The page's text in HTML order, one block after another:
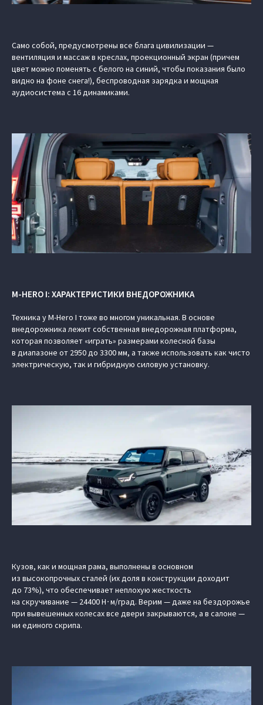
Само собой, предусмотрены все блага цивилизации —
вентиляция и массаж в креслах, проекционный экран (причем
цвет можно поменять с белого на синий, чтобы показания было
видно на фоне снега!), беспроводная зарядка и мощная
аудиосистема с 16 динамиками.
M-HERO I: ХАРАКТЕРИСТИКИ ВНЕДОРОЖНИКА
Техника у M-Hero I тоже во многом уникальная. В основе
внедорожника лежит собственная внедорожная платформа,
которая позволяет «играть» размерами колесной базы
в диапазоне от 2950 до 3300 мм, а также использовать как чисто
электрическую, так и гибридную силовую установку.
Кузов, как и мощная рама, выполнены в основном
из высокопрочных сталей (их доля в конструкции доходит
до 73%), что обеспечивает неплохую жесткость
на скручивание — 24400 Н∙м/град. Верим — даже на бездорожье
при вывешенных колесах все двери закрываются, а в салоне —
ни единого скрипа.